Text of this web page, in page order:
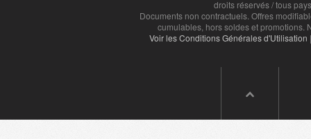
droits réservés / tous
Documents non contractuels. Offres
cumulables, hors soldes et promotions.
Voir les Conditions Générales d'Utilisation